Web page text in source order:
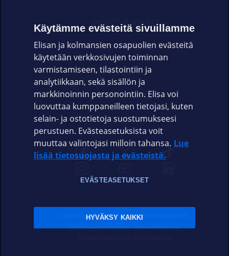
OHJEET JA VINKIT
OMAYHTEISÖ
VIANSELVITYS
ASIAKASPALVELU
ELISA.FI
Sopimusehdot Tietosuoja Evästeasetukset
Sääntelyviranomaiset Saavutettavuus
Käytämme evästeitä sivuillamme
Elisan ja kolmansien osapuolien evästeitä
käytetään verkkosivujen toiminnan
varmistamiseen, tilastointiin ja
analytiikkaan, sekä sisällön ja
markkinoinnin personointiin. Elisa voi
luovuttaa kumppaneilleen tietojasi, kuten
selain- ja ostotietoja suostumukseesi
perustuen. Evästeasetuksista voit
muuttaa valintojasi milloin tahansa. Lue
lisää tietosuojasta ja evästeistä.
EVÄSTEASETUKSET
HYVÄKSY KAIKKI